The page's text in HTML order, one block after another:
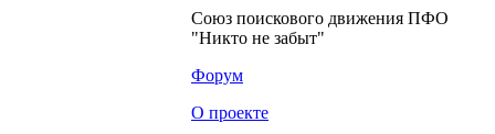
Союз поискового движения ПФО
"Никто не забыт"
Форум
О проекте